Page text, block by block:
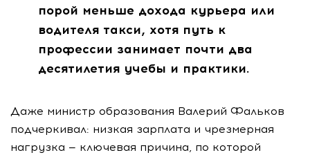
порой меньше дохода курьера или
водителя такси, хотя путь к
профессии занимает почти два
десятилетия учебы и практики.
Даже министр образования Валерий Фальков
подчеркивал: низкая зарплата и чрезмерная
нагрузка — ключевая причина, по которой